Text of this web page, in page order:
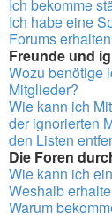
Ich bekomme
Ich habe eine
Forums
Freunde und
Wozu benötige
Mitglieder?
Wie kann ich
der ignorierten
den Listen
Die Foren
Wie kann ich
Weshalb
Warum